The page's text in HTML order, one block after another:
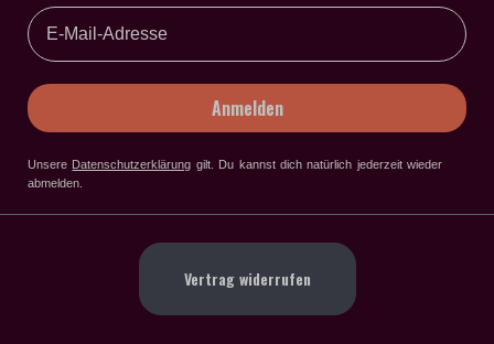
Email
Anmelden
Unsere Datenschutzerklärung gilt. Du kannst dich natürlich jederzeit wieder
abmelden.
Vertrag widerrufen